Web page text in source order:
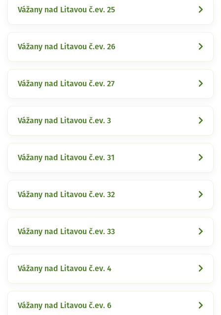
Vážany nad Litavou č.ev. 25
Vážany nad Litavou č.ev. 26
Vážany nad Litavou č.ev. 27
Vážany nad Litavou č.ev. 3
Vážany nad Litavou č.ev. 31
Vážany nad Litavou č.ev. 32
Vážany nad Litavou č.ev. 33
Vážany nad Litavou č.ev. 4
Vážany nad Litavou č.ev. 6